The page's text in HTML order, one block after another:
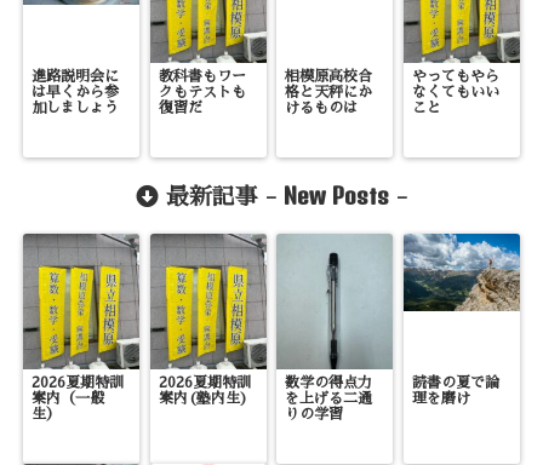
進路説明会に
は早くから参
加しましょう
教科書もワー
クもテストも
復習だ
相模原高校合
格と天秤にか
けるものは
やってもやら
なくてもいい
こと
最新記事 - New Posts -
2026夏期特訓
案内（一般
生）
2026夏期特訓
案内(塾内生)
数学の得点力
を上げる二通
りの学習
読書の夏で論
理を磨け